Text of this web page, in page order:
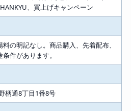
、買上げキャンペーン
の明記なし。商品購入、先着配布、
件があります。
柄通8丁目1番8号